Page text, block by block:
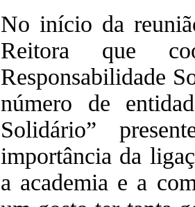
No início da
Reitora que
Responsabilidade
número de
Solidário”
importância da
a academia e a